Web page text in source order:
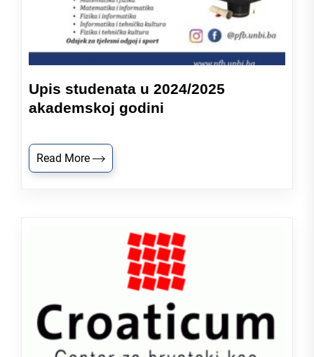
Upis studenata u 2024/2025
akademskoj godini
Read More